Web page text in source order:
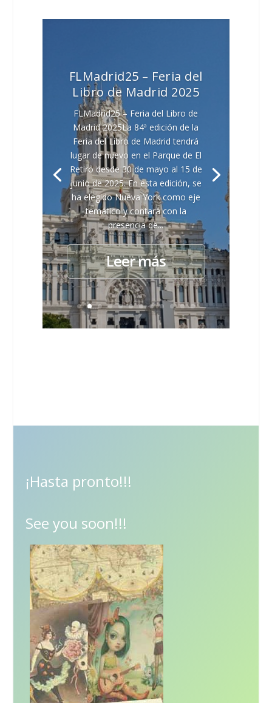
FLMadrid25 – Feria del
Libro de Madrid 2025
FLMadrid25 – Feria del Libro de
Madrid 2025La 84ª edición de la
Feria del Libro de Madrid tendrá
lugar de nuevo en el Parque de El
Retiro desde 30 de mayo al 15 de
junio de 2025. En esta edición, se
ha elegido Nueva York como eje
temático y contará con la
presencia de...
Leer más
¡Hasta pronto!!!
See you soon!!!